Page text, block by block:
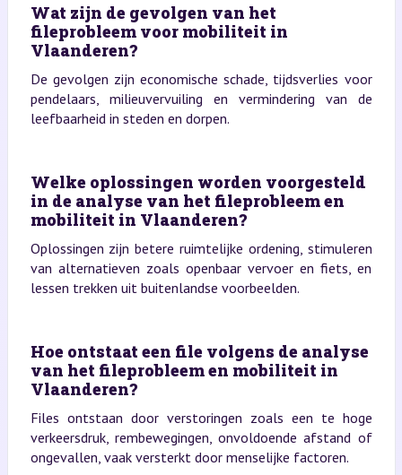
Wat zijn de gevolgen van het
fileprobleem voor mobiliteit in
Vlaanderen?
De gevolgen zijn economische schade, tijdsverlies voor
pendelaars, milieuvervuiling en vermindering van de
leefbaarheid in steden en dorpen.
Welke oplossingen worden voorgesteld
in de analyse van het fileprobleem en
mobiliteit in Vlaanderen?
Oplossingen zijn betere ruimtelijke ordening, stimuleren
van alternatieven zoals openbaar vervoer en fiets, en
lessen trekken uit buitenlandse voorbeelden.
Hoe ontstaat een file volgens de analyse
van het fileprobleem en mobiliteit in
Vlaanderen?
Files ontstaan door verstoringen zoals een te hoge
verkeersdruk, rembewegingen, onvoldoende afstand of
ongevallen, vaak versterkt door menselijke factoren.